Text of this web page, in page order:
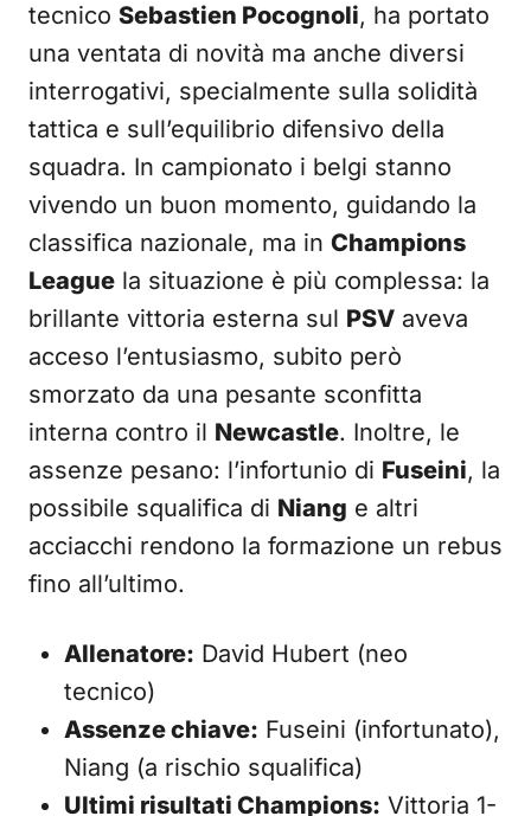
tecnico Sebastien Pocognoli, ha portato
una ventata di novità ma anche diversi
interrogativi, specialmente sulla solidità
tattica e sull’equilibrio difensivo della
squadra. In campionato i belgi stanno
vivendo un buon momento, guidando la
classifica nazionale, ma in Champions
League la situazione è più complessa: la
brillante vittoria esterna sul PSV aveva
acceso l’entusiasmo, subito però
smorzato da una pesante sconfitta
interna contro il Newcastle. Inoltre, le
assenze pesano: l’infortunio di Fuseini, la
possibile squalifica di Niang e altri
acciacchi rendono la formazione un rebus
fino all’ultimo.
Allenatore: David Hubert (neo
tecnico)
Assenze chiave: Fuseini (infortunato),
Niang (a rischio squalifica)
Ultimi risultati Champions: Vittoria 1-